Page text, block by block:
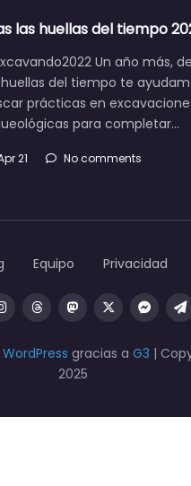
las huellas del tiempo
Un año más,
del tiempo te
prácticas en
para completar…
21 No comments
Equipo Privacidad
WordPress gracias a G3 |
2025